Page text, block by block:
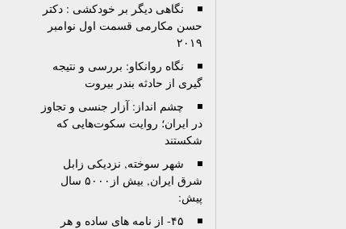
نگاهی دیگر بر خودکشی : دکتر
حسن مکارمی قسمت اول نوامبر
۲۰۱۹
نگاه روانکاو: بررسی و نتیجه
گیری از حادثه بندر بیروت
چشم انداز: آزار جنسی و تجاوز
در ایران؛ روایت سکوت‌هایی که
شکستند
شهر سوخته, نزدیکی زابل
شرق ایران, بیش از۵۰۰۰ سال
پیش:
۴۵- از نامه های ساده و هر